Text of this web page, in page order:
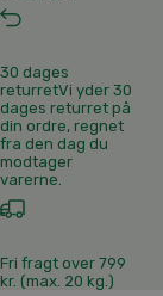
30 dages
returretVi yder 30
dages returret på
din ordre, regnet
fra den dag du
modtager
varerne.
Fri fragt over 799
kr. (max. 20 kg.)